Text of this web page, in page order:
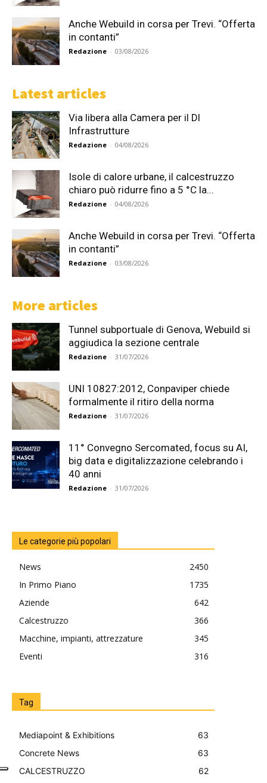
Anche Webuild in corsa per Trevi. “Offerta
in contanti”
Redazione - 03/08/2026
Latest articles
Via libera alla Camera per il Dl
Infrastrutture
Redazione - 04/08/2026
Isole di calore urbane, il calcestruzzo
chiaro può ridurre fino a 5 °C la...
Redazione - 04/08/2026
Anche Webuild in corsa per Trevi. “Offerta
in contanti”
Redazione - 03/08/2026
More articles
Tunnel subportuale di Genova, Webuild si
aggiudica la sezione centrale
Redazione - 31/07/2026
UNI 10827:2012, Conpaviper chiede
formalmente il ritiro della norma
Redazione - 31/07/2026
11° Convegno Sercomated, focus su AI,
big data e digitalizzazione celebrando i
40 anni
Redazione - 31/07/2026
Le categorie più popolari
News
2450
In Primo Piano
1735
Aziende
642
Calcestruzzo
366
Macchine, impianti, attrezzature
345
Eventi
316
Tag
Mediapoint & Exhibitions
63
Concrete News
63
CALCESTRUZZO
62